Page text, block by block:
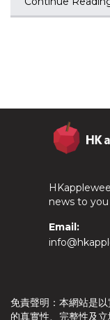
news to
Email:
免責聲明：本網站是
的真實性、完整性及